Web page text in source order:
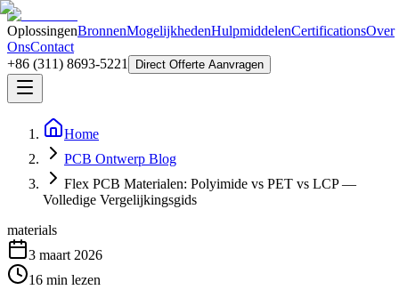
OplossingenBronnenMogelijkhedenHulpmiddelenCertificationsOver
OnsContact
+86 (311) 8693-5221
Direct Offerte Aanvragen
Home
PCB Ontwerp Blog
Flex PCB Materialen: Polyimide vs PET vs LCP —
Volledige Vergelijkingsgids
materials
3 maart 2026
16 min lezen